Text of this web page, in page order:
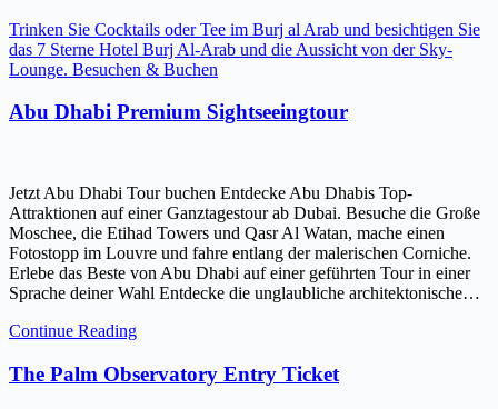
Trinken Sie Cocktails oder Tee im Burj al Arab und besichtigen Sie
das 7 Sterne Hotel Burj Al-Arab und die Aussicht von der Sky-
Lounge. Besuchen & Buchen
Abu Dhabi Premium Sightseeingtour
Jetzt Abu Dhabi Tour buchen Entdecke Abu Dhabis Top-
Attraktionen auf einer Ganztagestour ab Dubai. Besuche die Große
Moschee, die Etihad Towers und Qasr Al Watan, mache einen
Fotostopp im Louvre und fahre entlang der malerischen Corniche.
Erlebe das Beste von Abu Dhabi auf einer geführten Tour in einer
Sprache deiner Wahl Entdecke die unglaubliche architektonische…
Continue Reading
The Palm Observatory Entry Ticket